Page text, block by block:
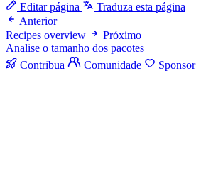
Editar página
Traduza esta página
Anterior
Recipes overview
Próximo
Analise o tamanho dos pacotes
Contribua
Comunidade Sponsor